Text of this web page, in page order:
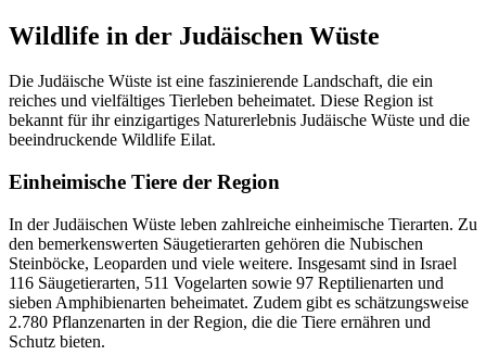
Wildlife in der Judäischen Wüste
Die Judäische Wüste ist eine faszinierende Landschaft, die ein
reiches und vielfältiges Tierleben beheimatet. Diese Region ist
bekannt für ihr einzigartiges Naturerlebnis Judäische Wüste und die
beeindruckende Wildlife Eilat.
Einheimische Tiere der Region
In der Judäischen Wüste leben zahlreiche einheimische Tierarten. Zu
den bemerkenswerten Säugetierarten gehören die Nubischen
Steinböcke, Leoparden und viele weitere. Insgesamt sind in Israel
116 Säugetierarten, 511 Vogelarten sowie 97 Reptilienarten und
sieben Amphibienarten beheimatet. Zudem gibt es schätzungsweise
2.780 Pflanzenarten in der Region, die die Tiere ernähren und
Schutz bieten.